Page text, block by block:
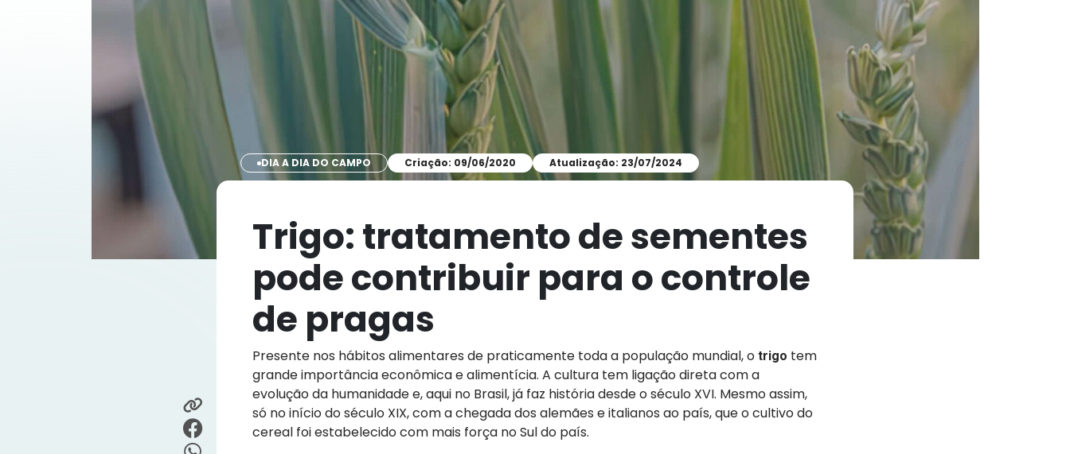
DIA A DIA DO CAMPO Criação: 09/06/2020 Atualização: 23/07/2024
Trigo: tratamento de sementes
pode contribuir para o controle
de pragas
Presente nos hábitos alimentares de praticamente toda a população mundial, o trigo tem
grande importância econômica e alimentícia. A cultura tem ligação direta com a
evolução da humanidade e, aqui no Brasil, já faz história desde o século XVI. Mesmo assim,
só no início do século XIX, com a chegada dos alemães e italianos ao país, que o cultivo do
cereal foi estabelecido com mais força no Sul do país.